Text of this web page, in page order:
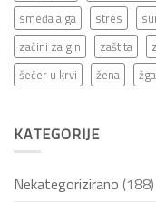
smeđa alga
stres
začini za gin
zaštita
šećer u krvi
žena
KATEGORIJE
Nekategorizirano (188)